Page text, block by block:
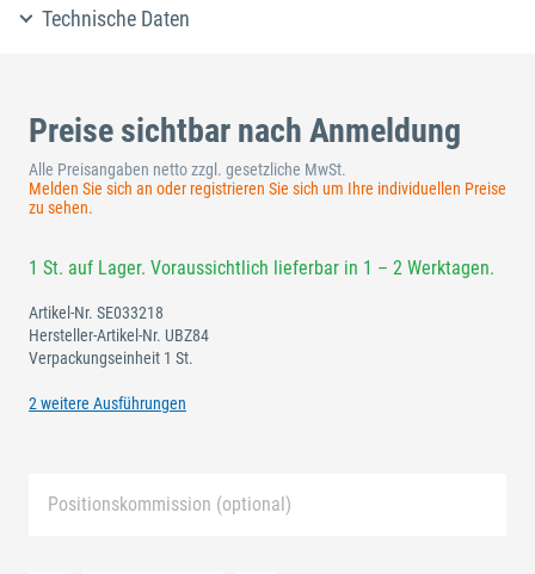
Technische Daten
Preise sichtbar nach Anmeldung
Alle Preisangaben netto zzgl. gesetzliche MwSt.
Melden Sie sich an oder registrieren Sie sich um Ihre individuellen Preise
zu sehen.
1 St. auf Lager. Voraussichtlich lieferbar in 1 – 2 Werktagen.
Artikel-Nr. SE033218
Hersteller-Artikel-Nr. UBZ84
Verpackungseinheit 1 St.
2 weitere Ausführungen
Positionskommission (optional)